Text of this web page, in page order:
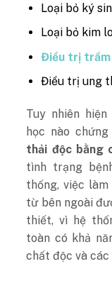
Loại bỏ ký
Loại bỏ kim
Điều trị trầm
Điều trị ung
Tuy nhiên
học nào
thải độc bằng
tình trạng
thống, việc
từ bên ngoài
thiết, vì hệ
toàn có khả
chất độc và các